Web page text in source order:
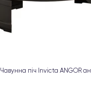
Чавунна піч Invicta ANGOR